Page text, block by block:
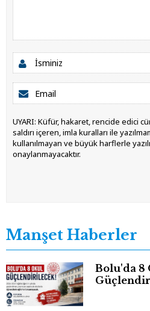
UYARI: Küfür, hakaret, rencide edici
saldırı içeren, imla kuralları ile
kullanılmayan ve büyük harflerle
onaylanmayacaktır.
Manşet Haberler
Bolu'da 8